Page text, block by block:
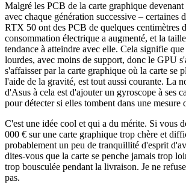
Malgré les PCB de la carte graphique
avec chaque génération successive – certaines
RTX 50 ont des PCB de quelques centimètres
consommation électrique a augmenté, et la
tendance à atteindre avec elle. Cela signifie que
lourdes, avec moins de support, donc le GPU
s'affaisser par la carte graphique où la carte se
l'aide de la gravité, est tout aussi courante. La
d'Asus à cela est d'ajouter un gyroscope à ses
pour détecter si elles tombent dans une mesure
C'est une idée cool et qui a du mérite. Si vous
000 € sur une carte graphique trop chère et
probablement un peu de tranquillité d'esprit
dites-vous que la carte se penche jamais trop
trop bousculée pendant la livraison. Je ne
pas.